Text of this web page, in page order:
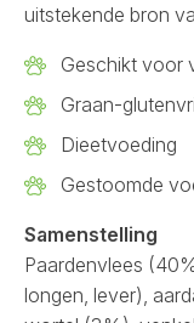
uitstekende bron
Geschikt voor
Graan-
Dieetvoeding
Gestoomde
Samenstelling
Paardenvlees
longen, lever),